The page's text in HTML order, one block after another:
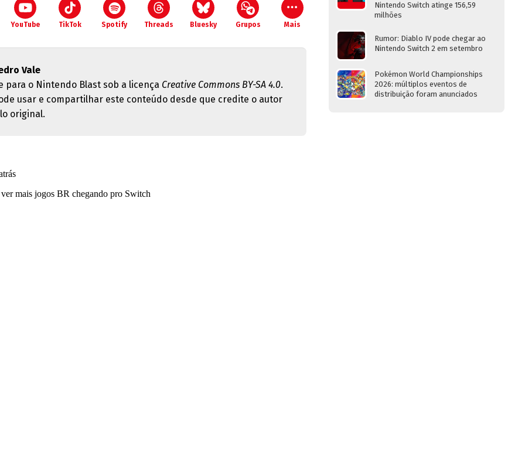
YouTube TikTok Spotify Threads Bluesky Grupos Mais
Vale
para o Nintendo Blast sob a licença Creative Commons BY-SA 4.0.
usar e compartilhar este conteúdo desde que credite o autor
original.
Nintendo Switch atinge 156,59
milhões
Rumor: Diablo IV pode chegar ao
Nintendo Switch 2 em setembro
Pokémon World Championships
2026: múltiplos eventos de
distribuição foram anunciados